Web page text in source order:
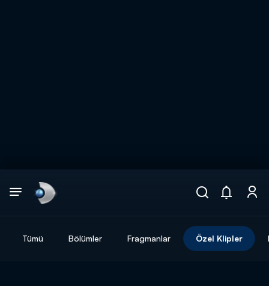
Tümü Bölümler Fragmanlar Özel Klipler